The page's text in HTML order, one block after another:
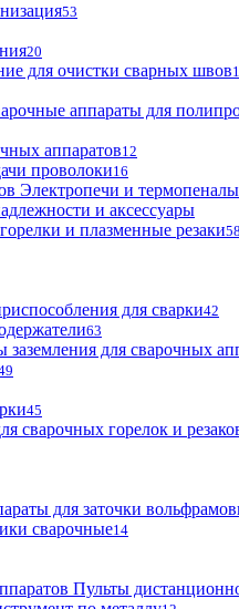
53
20
для очистки сварных швов
аппараты для
аппаратов12
проволоки16
Электропечи и
и аксессуары
и плазменные резаки
для сварки42
63
для сварочных
45
сварочных горелок и
для заточки
сварочные14
Пульты